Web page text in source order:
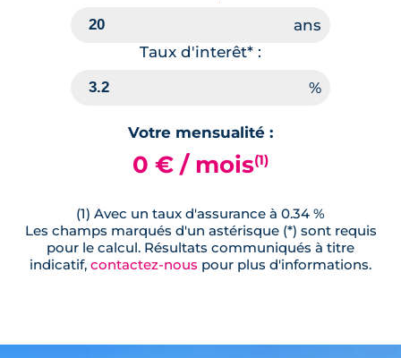
Surface annexe
Orientation
🗞
Lot
245 000 €
Surface annexe
Terrasse
Orientation
Sud-Est
Taux d'interêt* :
Votre mensualité :
0 € / mois(1)
(1) Avec un taux d'assurance à 0.34 %
Les champs marqués d'un astérisque (*) sont requis
pour le calcul. Résultats communiqués à titre
indicatif, contactez-nous pour plus d'informations.